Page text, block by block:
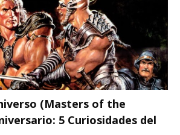
(Masters of the
5 Curiosidades del